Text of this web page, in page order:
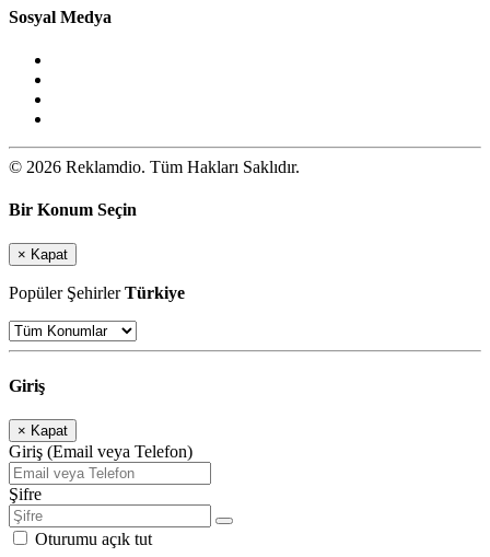
Sosyal Medya
© 2026 Reklamdio. Tüm Hakları Saklıdır.
Bir Konum Seçin
× Kapat
Popüler ŞehirlerTürkiye
Giriş
× Kapat
Giriş (Email veya Telefon)
Şifre
Oturumu açık tut